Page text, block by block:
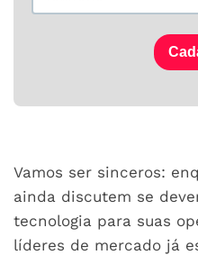
Vamos ser sinceros:
ainda discutem se
tecnologia para suas
líderes de mercado já